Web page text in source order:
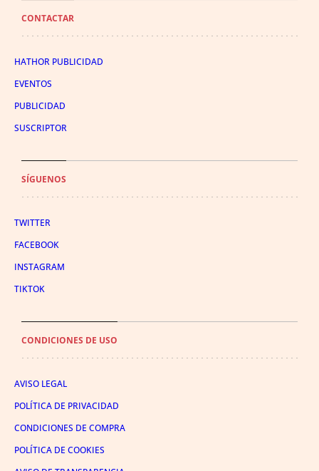
CONTACTAR
HATHOR PUBLICIDAD
EVENTOS
PUBLICIDAD
SUSCRIPTOR
SÍGUENOS
TWITTER
FACEBOOK
INSTAGRAM
TIKTOK
CONDICIONES DE USO
AVISO LEGAL
POLÍTICA DE PRIVACIDAD
CONDICIONES DE COMPRA
POLÍTICA DE COOKIES